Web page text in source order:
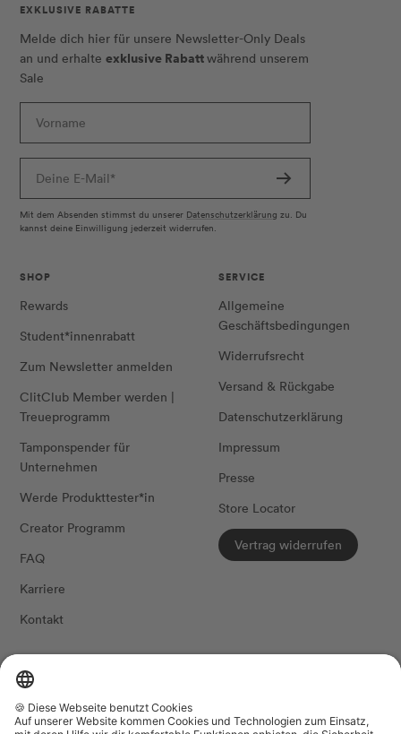
EXKLUSIVE RABATTE
Melde dich hier für unsere Newsletter-Only Deals
an und erhalte exklusive Rabattwährend unserem
Sale
Vorname
Deine E-Mail*
Mit dem Absenden stimmst du unserer Datenschutzerklärung zu. Du
kannst deine Einwilligung jederzeit widerrufen.
SHOP
Rewards
Student*innenrabatt
Zum Newsletter anmelden
ClitClub Member werden |
Treueprogramm
Tamponspender für
Unternehmen
Werde Produkttester*in
Creator Programm
FAQ
Karriere
Kontakt
SERVICE
Allgemeine
Geschäftsbedingungen
Widerrufsrecht
Versand & Rückgabe
Datenschutzerklärung
Impressum
Presse
Store Locator
Vertrag widerrufen
FOLG UNS